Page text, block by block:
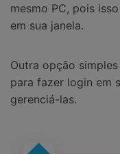
mesmo PC, pois
em sua janela.
Outra opção
para fazer login em
gerenciá-las.